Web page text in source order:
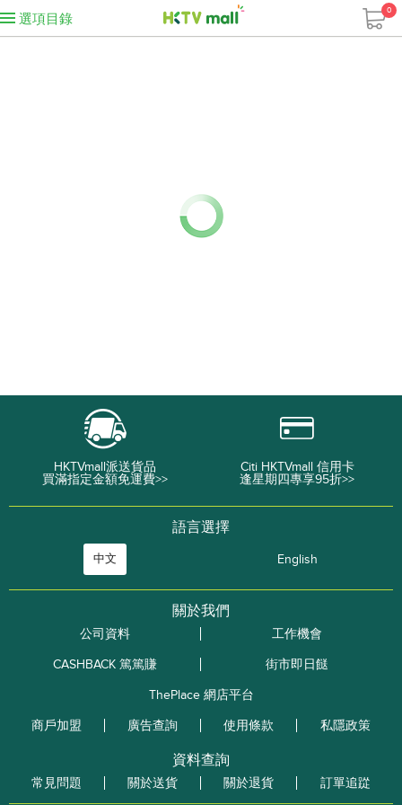
選項目錄
0
HKTVmall派送貨品
買滿指定金額免運費>>
Citi HKTVmall 信用卡
逢星期四專享95折>>
語言選擇
中文 English
關於我們
公司資料
工作機會
CASHBACK 篤篤賺
街市即日餸
ThePlace 網店平台
商戶加盟
廣告查詢 使用條款 私隱政策
資料查詢
常見問題 關於送貨 關於退貨 訂單追踨